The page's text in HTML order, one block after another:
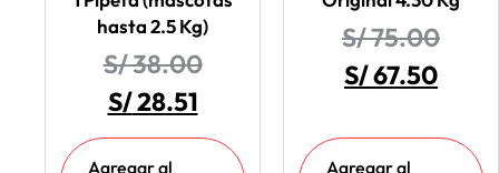
hasta 2.5 Kg)
S/38.00
S/28.51
Agregar al
S/75.00
S/67.50
Agregar al